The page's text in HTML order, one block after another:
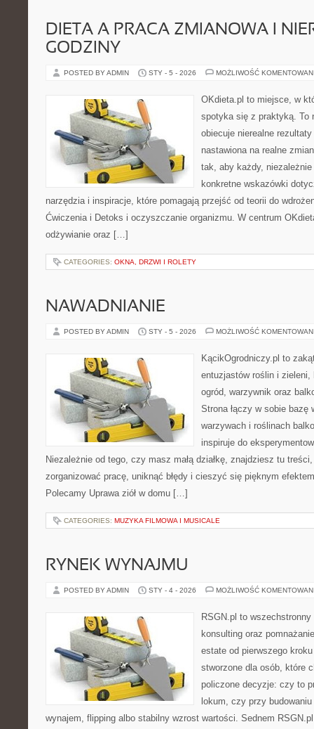
DIETA A PRACA ZMIANOWA I
GODZINY
POSTED BY ADMIN STY - 5 - 2026 MOŻLIWOŚĆ
OKdieta.pl to miejsce, w
spotyka się z praktyką. To
obiecuje nierealne
nastawiona na realne
tak, aby każdy,
konkretne wskazówki
narzędzia i inspiracje, które pomagają przejść od teorii do
Ćwiczenia i Detoks i oczyszczanie organizmu. W centrum
odżywianie oraz […]
CATEGORIES: OKNA, DRZWI I ROLETY
NAWADNIANIE
POSTED BY ADMIN STY - 5 - 2026 MOŻLIWOŚĆ
KącikOgrodniczy.pl to
entuzjastów roślin i
ogród, warzywnik oraz
Strona łączy w sobie bazę
warzywach i roślinach
inspiruje do
Niezależnie od tego, czy masz małą działkę, znajdziesz tu
zorganizować pracę, uniknąć błędy i cieszyć się pięknym
Polecamy Uprawa ziół w domu […]
CATEGORIES: MUZYKA FILMOWA I MUSICALE
RYNEK WYNAJMU
POSTED BY ADMIN STY - 4 - 2026 MOŻLIWOŚĆ
RSGN.pl to
konsulting oraz
estate od pierwszego
stworzone dla osób, które
policzone decyzje: czy to
lokum, czy przy
wynajem, flipping albo stabilny wzrost wartości. Sednem